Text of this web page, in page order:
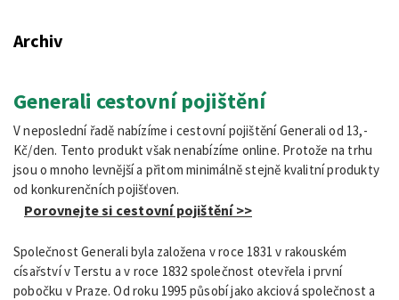
Archiv
Generali cestovní pojištění
V neposlední řadě nabízíme i cestovní pojištění Generali od 13,-
Kč/den. Tento produkt však nenabízíme online. Protože na trhu
jsou o mnoho levnější a přitom minimálně stejně kvalitní produkty
od konkurenčních pojišťoven.
Porovnejte si cestovní pojištění >>
Společnost Generali byla založena v roce 1831 v rakouském
císařství v Terstu a v roce 1832 společnost otevřela i první
pobočku v Praze. Od roku 1995 působí jako akciová společnost a